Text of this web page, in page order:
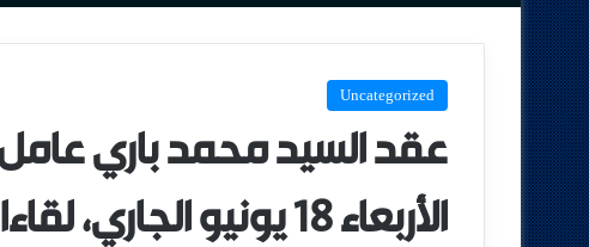
Uncategorized
عقد السيد محمد باري عامل
الأربعاء 18 يونيو